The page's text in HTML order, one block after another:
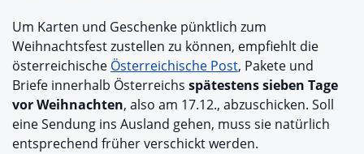
Um Karten und Geschenke pünktlich zum
Weihnachtsfest zustellen zu können, empfiehlt die
österreichische Österreichische Post, Pakete und
Briefe innerhalb Österreichs spätestens sieben Tage
vor Weihnachten, also am 17.12., abzuschicken. Soll
eine Sendung ins Ausland gehen, muss sie natürlich
entsprechend früher verschickt werden.